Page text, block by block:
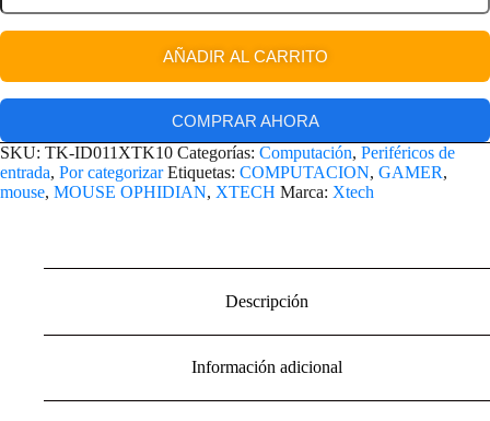
AÑADIR AL CARRITO
COMPRAR AHORA
SKU: TK-ID011XTK10 Categorías: Computación, Periféricos de
entrada, Por categorizar Etiquetas: COMPUTACION, GAMER,
mouse, MOUSE OPHIDIAN, XTECH Marca: Xtech
Descripción
Información adicional